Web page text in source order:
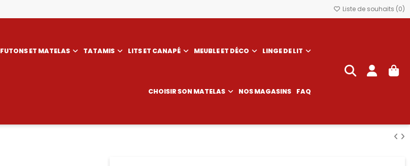
Liste de souhaits (0)
FUTONS ET MATELAS TATAMIS LITS ET CANAPÉ MEUBLE ET DÉCO LINGE DE LIT
CHOISIR SON MATELAS NOS MAGASINS FAQ